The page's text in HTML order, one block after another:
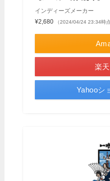
インディーズメーカー
¥2,680
（2024/04/24 23:34時
楽
Yahooシ